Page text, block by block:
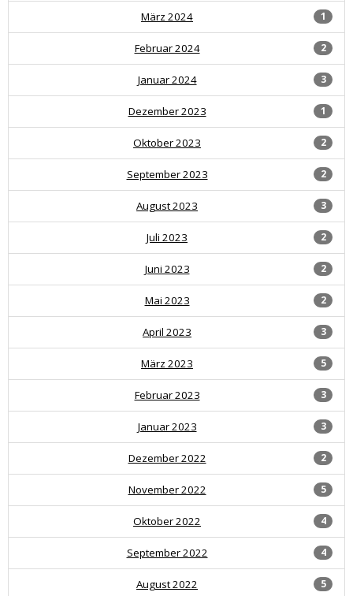
1
März 2024
2
Februar 2024
3
Januar 2024
1
Dezember 2023
2
Oktober 2023
2
September 2023
3
August 2023
2
Juli 2023
2
Juni 2023
2
Mai 2023
3
April 2023
5
März 2023
3
Februar 2023
3
Januar 2023
2
Dezember 2022
5
November 2022
4
Oktober 2022
4
September 2022
5
August 2022